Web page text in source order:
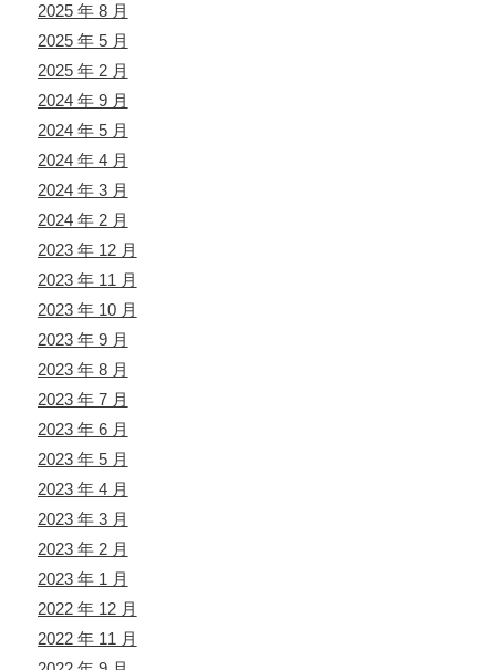
2025 年 8 月
2025 年 5 月
2025 年 2 月
2024 年 9 月
2024 年 5 月
2024 年 4 月
2024 年 3 月
2024 年 2 月
2023 年 12 月
2023 年 11 月
2023 年 10 月
2023 年 9 月
2023 年 8 月
2023 年 7 月
2023 年 6 月
2023 年 5 月
2023 年 4 月
2023 年 3 月
2023 年 2 月
2023 年 1 月
2022 年 12 月
2022 年 11 月